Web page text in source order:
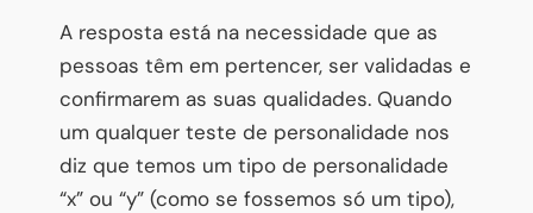
A resposta está na necessidade que as
pessoas têm em pertencer, ser validadas e
confirmarem as suas qualidades. Quando
um qualquer teste de personalidade nos
diz que temos um tipo de personalidade
“x” ou “y” (como se fossemos só um tipo),